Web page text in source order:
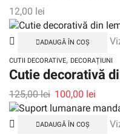
12,00 lei
ADAUGĂ ÎN COȘ
CUTII DECORATIVE, DECORAȚIUNI
Cutie decorativă
125,00lei 100,00 lei
ADAUGĂ ÎN COȘ